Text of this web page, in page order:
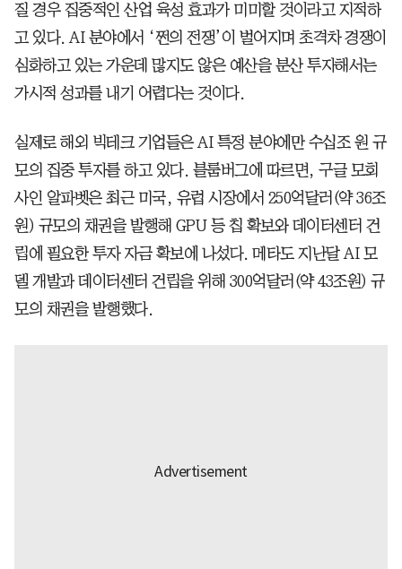
질 경우 집중적인 산업 육성 효과가 미미할 것이라고 지적하
고 있다. AI 분야에서 ‘쩐의 전쟁’이 벌어지며 초격차 경쟁이
심화하고 있는 가운데 많지도 않은 예산을 분산 투자해서는
가시적 성과를 내기 어렵다는 것이다.
실제로 해외 빅테크 기업들은 AI 특정 분야에만 수십조 원 규
모의 집중 투자를 하고 있다. 블룸버그에 따르면, 구글 모회
사인 알파벳은 최근 미국, 유럽 시장에서 250억달러(약 36조
원) 규모의 채권을 발행해 GPU 등 칩 확보와 데이터센터 건
립에 필요한 투자 자금 확보에 나섰다. 메타도 지난달 AI 모
델 개발과 데이터센터 건립을 위해 300억달러(약 43조원) 규
모의 채권을 발행했다.